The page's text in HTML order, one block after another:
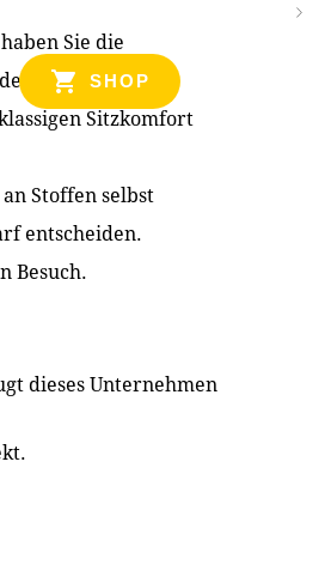
SHOP
Sie die
Produkte zu
Sitzkomfort
Stoffen selbst
entscheiden.
Besuch.
dieses Unternehmen